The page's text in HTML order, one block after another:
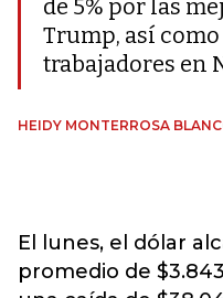
de 5% por las
Trump, así
trabajadores en
HEIDY MONTERROSA
El lunes, el dólar
promedio de